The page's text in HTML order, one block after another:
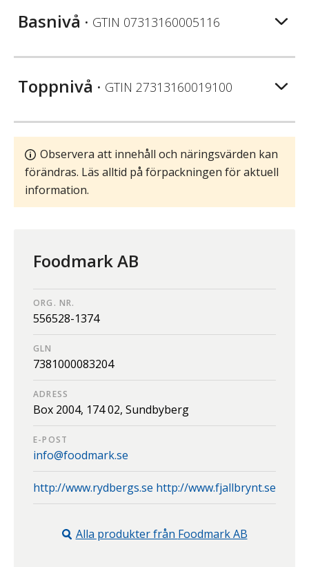
Basnivå • GTIN 07313160005116
Toppnivå • GTIN 27313160019100
Observera att innehåll och näringsvärden kan
förändras. Läs alltid på förpackningen för aktuell
information.
Foodmark AB
ORG. NR.
556528-1374
GLN
7381000083204
ADRESS
Box 2004, 174 02, Sundbyberg
E-POST
info@foodmark.se
http://www.rydbergs.se http://www.fjallbrynt.se
Alla produkter från Foodmark AB